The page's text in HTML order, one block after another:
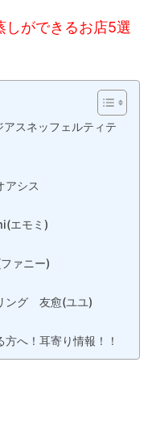
しができるお店5選
スネッフェルティテ
アシス
エモミ)
ァニー)
ング 友愈(ユユ)
へ！耳寄り情報！！